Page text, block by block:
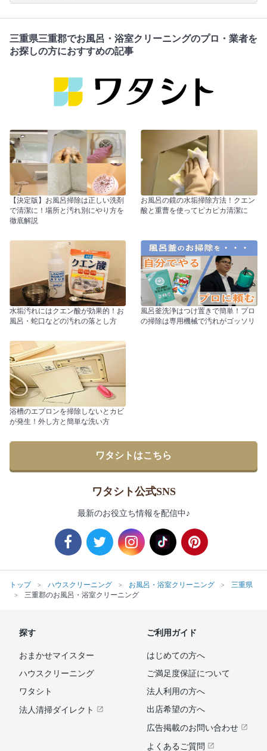
三重県三重郡でお風呂・浴室クリーニングのプロ・業者を
お探しの方におすすめの記事
【決定版】お風呂掃除は正しい洗剤
で清潔に！場所と汚れ別にやり方を
徹底解説
お風呂の鏡の水垢掃除方法！クエン
酸と重曹を使ってピカピカ清潔に
水垢汚れにはクエン酸が効果的！お
風呂・蛇口などの汚れの落とし方
風呂釜洗浄はつけ置きで簡単！プロ
の掃除は専用機械で汚れがゴッソリ
浴槽のエプロンを掃除しないとカビ
が発生！外し方と簡単な洗い方
ワタシトはこちら
ワタシト公式SNS
最新のお役立ち情報を配信中♪
トップ ハウスクリーニング お風呂・浴室クリーニング
三重県
三重郡のお風呂・浴室クリーニング
探す
おまかせマイスター
ハウスクリーニング
ワタシト
法人清掃ダイレクト
ご利用ガイド
はじめての方へ
ご満足度保証について
法人利用の方へ
出店希望の方へ
広告掲載のお問い合わせ
よくあるご質問